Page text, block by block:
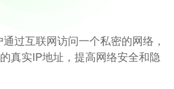
过互联网访问一个私密的网络，
真实IP地址，提高网络安全和隐